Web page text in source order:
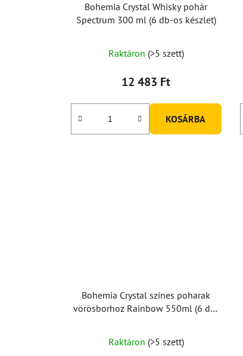
Bohemia Crystal Whisky pohár
Spectrum 300 ml (6 db-os készlet)
Raktáron (>5 szett)
12 483 Ft
KOSÁRBA
Bohemia Crystal színes poharak
vörösborhoz Rainbow 550ml (6 db-
termék
Raktáron (>5 szett)